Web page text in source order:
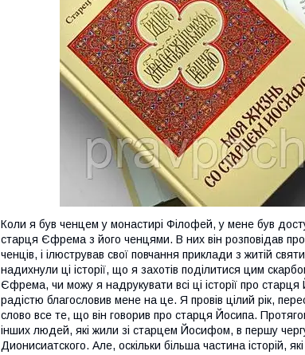
Коли я був ченцем у монастирі Філофей, у мене був
старця Єфрема з його ченцями. В них він розповідав про
ченців, і ілюстрував свої повчання приклади з житій
надихнули ці історії, що я захотів поділитися цим
Єфрема, чи можу я надрукувати всі ці історії про старця
радістю благословив мене на це. Я провів цілий рік,
слово все те, що він говорив про старця Йосипа.
інших людей, які жили зі старцем Йосифом, в першу
Дионисиатского. Але, оскільки більша частина історій,